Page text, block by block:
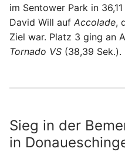
im Sentower Park in
David Will auf Accolade,
Ziel war. Platz 3 ging an
Tornado VS (38,39 Sek.).
Sieg in der
in